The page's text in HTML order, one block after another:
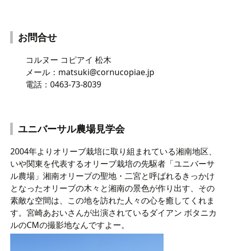
お問合せ
コルヌー コピアイ 松木
メール：matsuki@cornucopiae.jp
電話：0463-73-8039
ユニバーサル農場見学会
2004年よりオリーブ栽培に取り組まれている湘南地区、
いや関東を代表するオリーブ栽培の先駆者「ユニバーサ
ル農場」湘南オリーブの聖地・二宮と呼ばれるきっかけ
となったオリーブの木々と湘南の景色が作り出す、その
素敵な空間は、この地を訪れた人々の心を癒してくれま
す。宮崎あおいさんが出演されているダイアン ボタニカ
ルのCMの撮影地なんですよー。